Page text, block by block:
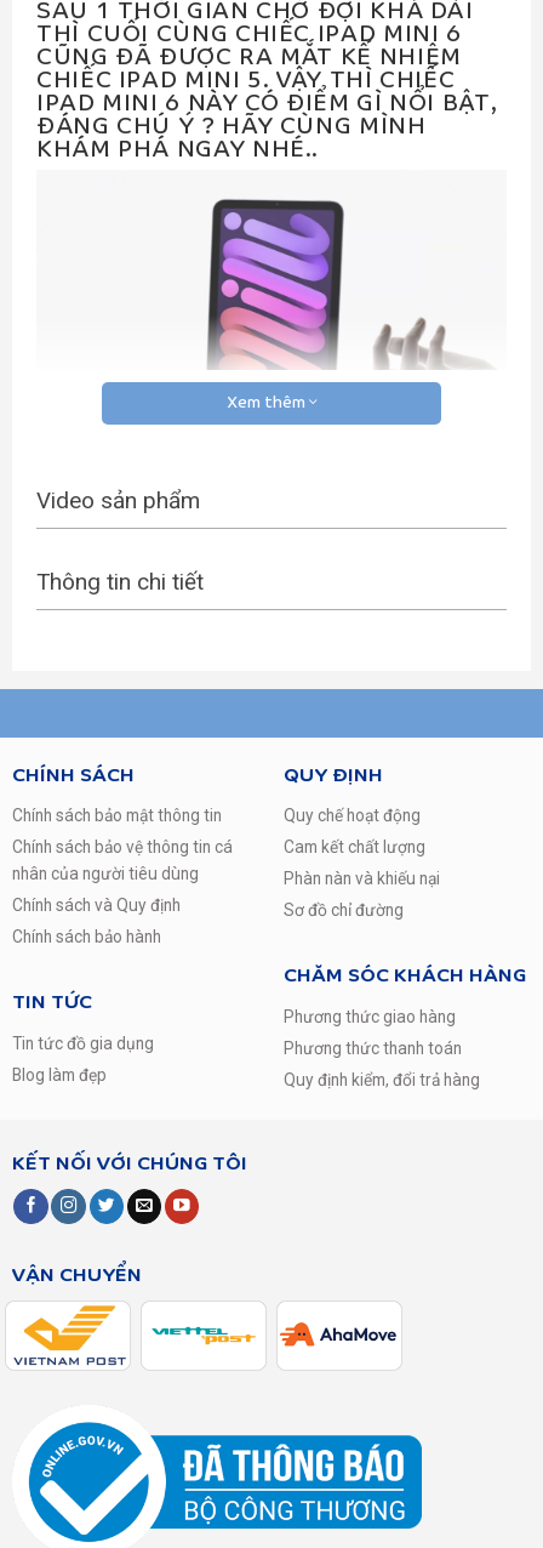
SAU 1 THỜI GIAN CHỜ ĐỢI KHÁ DÀI
THÌ CUỐI CÙNG CHIẾC IPAD MINI 6
CŨNG ĐÃ ĐƯỢC RA MẮT KẾ NHIỆM
CHIẾC IPAD MINI 5. VẬY THÌ CHIẾC
IPAD MINI 6 NÀY CÓ ĐIỂM GÌ NỔI BẬT,
ĐÁNG CHÚ Ý ? HÃY CÙNG MÌNH
KHÁM PHÁ NGAY NHÉ..
HƠN SO VỚI MINI 5 KHI MÀN HÌNH CÓ
KÍCH THƯỚC VIỀN ĐỀU BẰNG NHAU Ở
CẢ 4 CẠNH. KÍCH THƯỚC MÀN HÌNH
LÊN TỚI 8.3 INCH VÀ CÓ TOUCH ID
TÍCH HỢP PHÍM NGUỒN TƯƠNG TỰ
IPAD AIR 4. CÓ THỂ NÓI IPAD MINI 6
CHÍNH LÀ PHIÊN BẢN THU NHỎ CỦA
IPAD AIR 4 VÌ NGOẠI HÌNH CÓ RẤT
NHIỀU ĐIỂM TƯƠNG ĐỒNG.
2.Màu sắc mới
TRÊN IPAD MINI 6 SẼ CÓ TẤT CẢ 4
MÀU SẮC CỰC KÌ TRẺ TRUNG VÀ HẤP
DẪN NGƯỜI DÙNG LÀ: TÍM, HỒNG,
CHẮN IPAD MINI 6 SẼ CỰC KÌ THU
HÚT SỨC MUA TỪ NGƯỜI DÙNG.
Xem thêm
Video sản phẩm
Thông tin chi tiết
CHÍNH SÁCH
Chính sách bảo mật thông tin
Chính sách bảo vệ thông tin cá
nhân của người tiêu dùng
Chính sách và Quy định
Chính sách bảo hành
TIN TỨC
Tin tức đồ gia dụng
Blog làm đẹp
QUY ĐỊNH
Quy chế hoạt động
Cam kết chất lượng
Phàn nàn và khiếu nại
Sơ đồ chỉ đường
CHĂM SÓC KHÁCH HÀNG
Phương thức giao hàng
Phương thức thanh toán
Quy định kiểm, đổi trả hàng
KẾT NỐI VỚI CHÚNG TÔI
VẬN CHUYỂN